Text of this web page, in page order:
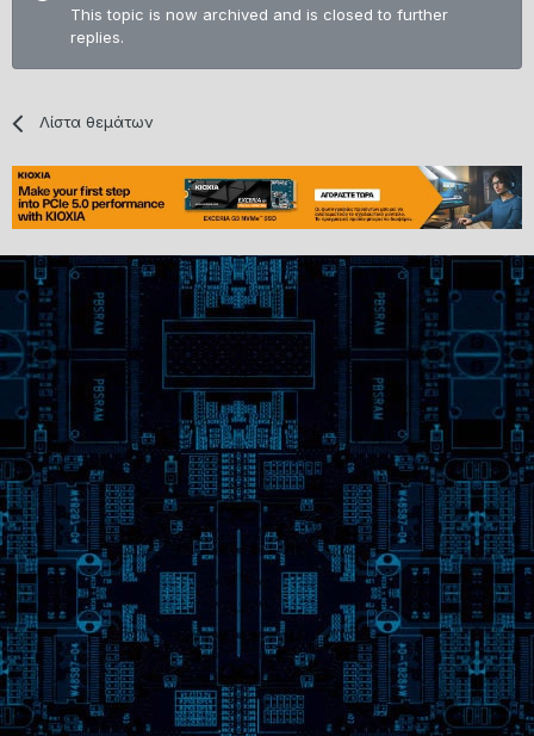
This topic is now archived and is closed to further
replies.
Λίστα θεμάτων